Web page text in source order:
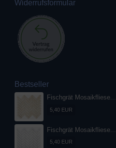
Widerrufsformular
Bestseller
Fischgrät Mosaikfliese...
5,40 EUR
Fischgrät Mosaikfliese...
5,40 EUR